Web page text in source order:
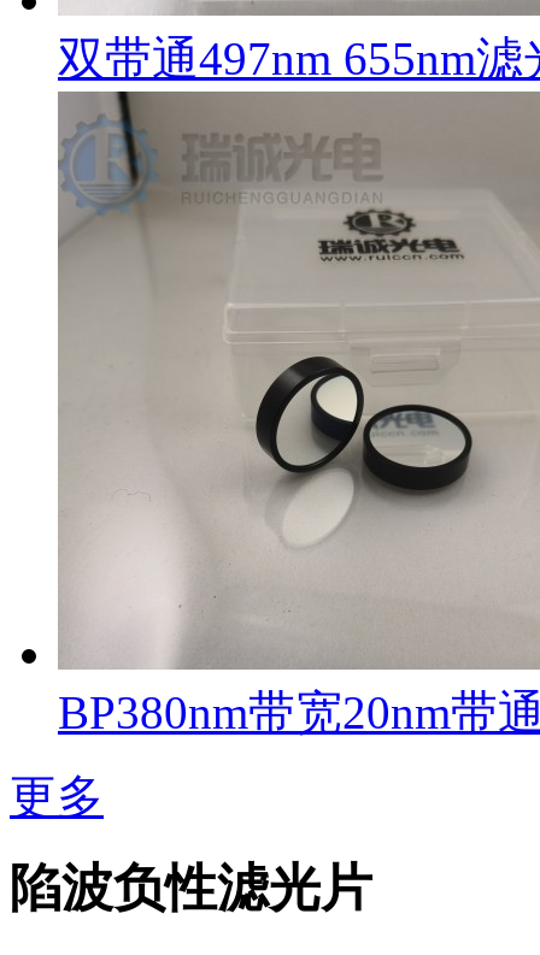
双带通497nm 655nm滤
BP380nm带宽20nm带
更多
陷波负性滤光片